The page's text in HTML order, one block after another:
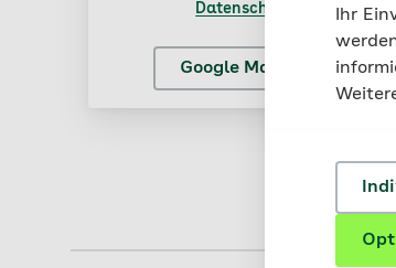
Ihr
Datenschutzerklärung.
Google Maps aktivieren